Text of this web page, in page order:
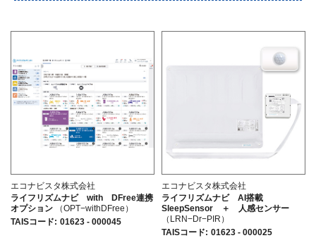
エコナビスタ株式会社
ライフリズムナビ with DFree連携
オプション
（OPT−withDFree）
TAISコード: 01623 - 000045
エコナビスタ株式会社
ライフリズムナビ AI搭載
SleepSensor ＋ 人感センサー
（LRN−Dr−PIR）
TAISコード: 01623 - 000025